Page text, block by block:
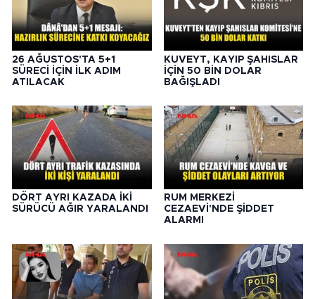
26 AĞUSTOS'TA 5+1
SÜRECİ İÇİN İLK ADIM
ATILACAK
KUVEYT, KAYIP ŞAHISLAR
İÇİN 50 BİN DOLAR
BAĞIŞLADI
DÖRT AYRI KAZADA İKİ
SÜRÜCÜ AĞIR YARALANDI
RUM MERKEZİ
CEZAEVİ'NDE ŞİDDET
ALARMI